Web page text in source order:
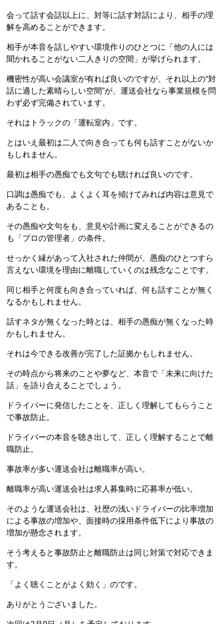
会って話す会話以上に、対等に話す対話により、相手の理
解を高めることができます。
相手が本音を話しやすい環境作りのひとつに「他の人には
聞かれることがない二人きりの空間」が挙げられます。
機密性が高い会議室が有れば良いのですが、それ以上の“対
話に適した素晴らしい空間”が、運送会社なら事業規模を問
わず必ず完備されています。
それはトラックの「運転室内」です。
とはいえ最初は二人で向き合っても何も話すことがないか
もしれません。
最初は相手の愚痴でも文句でも聴ければ良いのです。
口調は愚痴でも、よくよく耳を傾けてみれば内容は意見で
あることも。
その愚痴や文句をも、意見や計画に変えることができるの
も「プロの管理者」の条件。
せっかく縁があって入社された仲間が、愚痴のひとつすら
言えない環境を理由に離職していくのは残念なことです。
同じ相手と何度も向き合っていれば、何も話すことが無く
なるかもしれません。
話すネタが無くなった時とは、相手の愚痴が無くなった時
かもしれません。
それは今できる改善が完了した証拠かもしれません。
その時点から将来のことや夢など、本音で「未来に向けた
話」を語り合えることでしょう。
ドライバーに発信したことを、正しく理解してもらうこと
で事故防止。
ドライバーの本音を聴き出して、正しく理解することで離
職防止。
事故率が多い運送会社は離職率が高い。
離職率が高い運送会社は求人募集時に応募率が低い。
そのような運送会社は、社歴の浅いドライバーの比率増加
による事故の増加や、面接時の採用条件低下により事故の
増加が懸念されます。
そう考えると事故防止と離職防止は同じ対策で対応できま
す。
「よく聴くことがよく効く」のです。
ありがとうございました。